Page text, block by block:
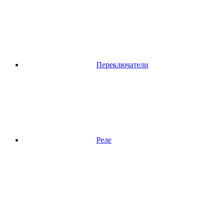
Переключатели
Реле